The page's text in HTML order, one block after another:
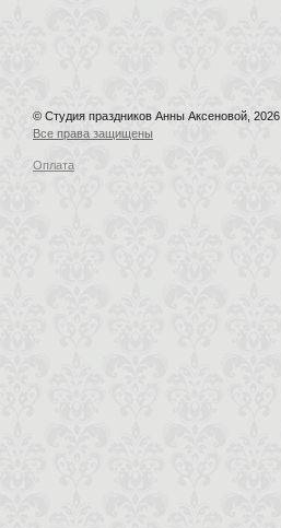
© Студия праздников Анны Аксеновой, 2026
Все права защищены
Оплата